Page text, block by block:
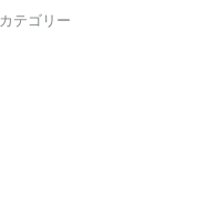
カテゴリー